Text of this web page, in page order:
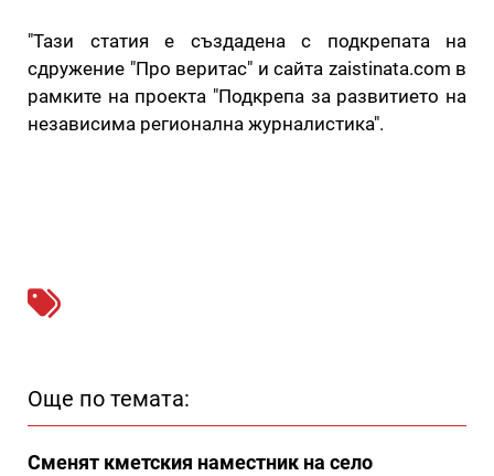
"Тази статия е създадена с подкрепата на
сдружение "Про веритас" и сайта zaistinata.com в
рамките на проекта "Подкрепа за развитието на
независима регионална журналистика".
Още по темата:
Сменят кметския наместник на село